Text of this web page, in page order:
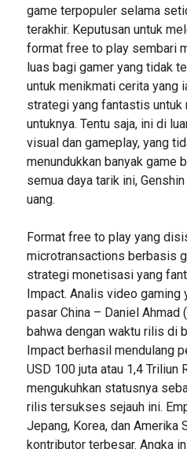
game terpopuler selama
terakhir. Keputusan untuk
format free to play sembari
luas bagi gamer yang tidak
untuk menikmati cerita yang
strategi yang fantastis untuk
untuknya. Tentu saja, ini di
visual dan gameplay, yang
menundukkan banyak game
semua daya tarik ini,
uang.
Format free to play yang
microtransactions berbasis
strategi monetisasi yang
Impact. Analis video gaming
pasar China – Daniel Ahmad
bahwa dengan waktu rilis di
Impact berhasil mendulang
USD 100 juta atau 1,4 Triliun
mengukuhkan statusnya
rilis tersukses sejauh ini.
Jepang, Korea, dan Amerika
kontributor terbesar. Angka